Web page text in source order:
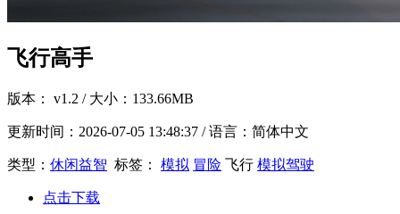
飞行高手
版本： v1.2 / 大小：133.66MB
更新时间： 2026-07-05 13:48:37 / 语言：简体中文
类型： 休闲益智 标签： 模拟 冒险 飞行 模拟驾驶
点击下载